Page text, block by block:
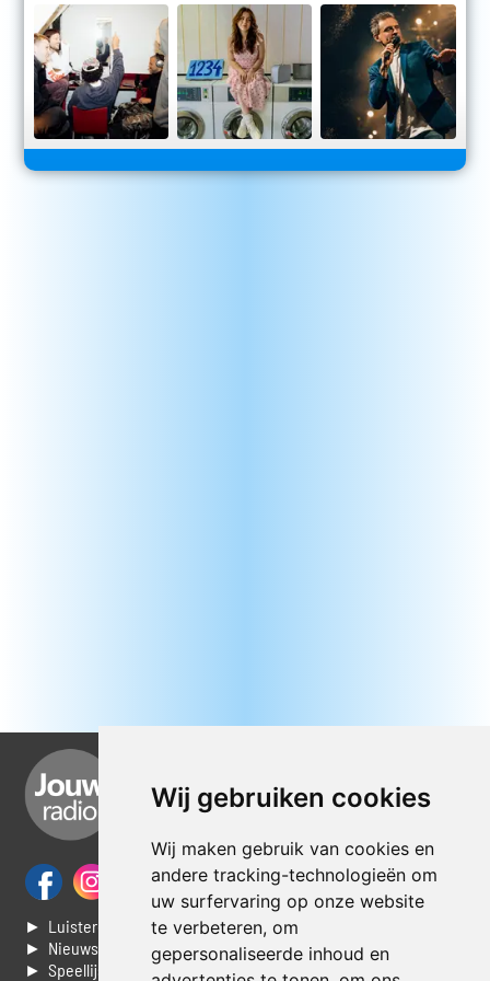
Wij gebruiken cookies
Wij maken gebruik van cookies en
andere tracking-technologieën om
uw surfervaring op onze website
te verbeteren, om
gepersonaliseerde inhoud en
► Luisteren naar Jouwradio
► Nieuws
► Speellijst